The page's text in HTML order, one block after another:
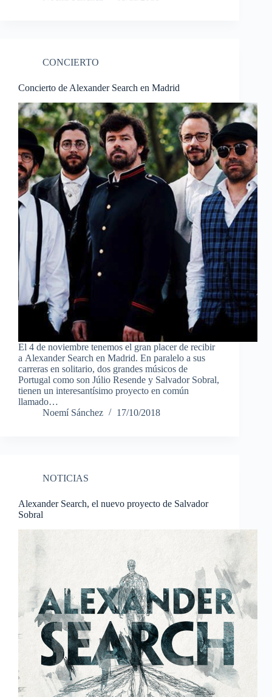
CONCIERTO
Concierto de Alexander Search en Madrid
El 4 de noviembre tenemos el gran placer de recibir
a Alexander Search en Madrid. En paralelo a sus
carreras en solitario, dos grandes músicos de
Portugal como son Júlio Resende y Salvador Sobral,
tienen un interesantísimo proyecto en común
llamado…
Noemí Sánchez
17/10/2018
NOTICIAS
Alexander Search, el nuevo proyecto de Salvador
Sobral